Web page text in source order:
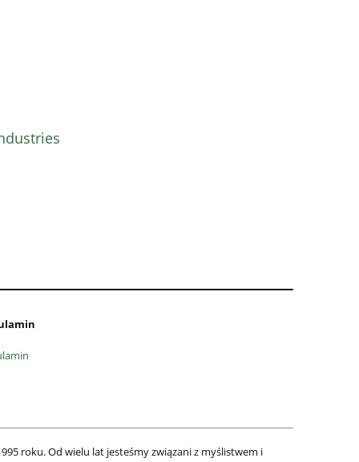
roku. Od wielu lat jesteśmy związani z myślistwem i